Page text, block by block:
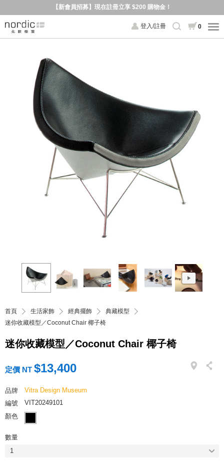
【新會員招募】現在註冊立享 $200 購物金！
登入/註冊 0
首頁 生活家飾 經典擺飾
典藏模型
迷你收藏模型／Coconut Chair 椰子椅
迷你收藏模型／Coconut Chair 椰子椅
定價 NT $13,400
品牌
Vitra Design Museum
編號
VIT20249101
顏色
數量
1